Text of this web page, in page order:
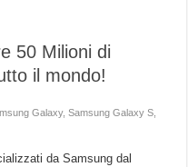
50 Milioni di
il mondo!
Galaxy,Samsung Galaxy S
da Samsung dal